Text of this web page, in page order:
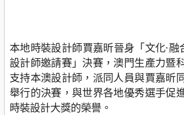
本地時裝設計師賈嘉昕晉身「文化·
設計師邀請賽」決賽，澳門生產力暨
支持本澳設計師，派同人員與賈嘉昕
舉行的決賽，與世界各地優秀選手促
時裝設計大獎的榮譽。